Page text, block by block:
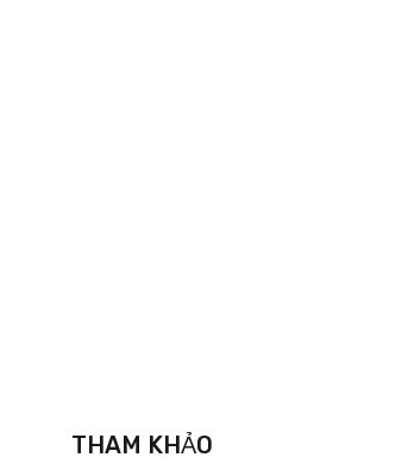
THAM KHẢO